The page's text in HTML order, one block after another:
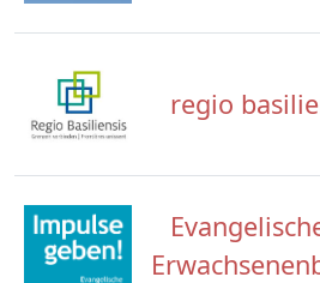
regio